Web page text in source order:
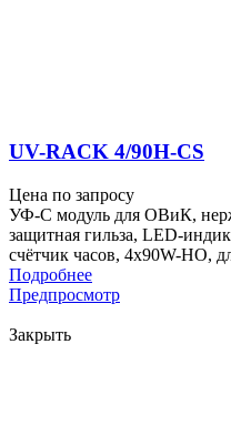
UV-RACK 4/90H-CS
Цена по запросу
УФ-С модуль для ОВиК,
защитная гильза, LED-
счётчик часов, 4x90W-HO,
Подробнее
Предпросмотр
Закрыть